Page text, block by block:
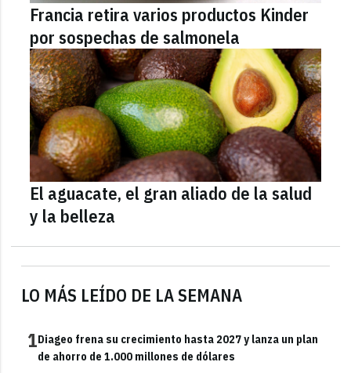
LO MÁS LEÍDO DE LA SEMANA
1Diageo frena su crecimiento hasta 2027 y lanza un plan
de ahorro de 1.000 millones de dólares
Francia retira varios productos Kinder
por sospechas de salmonela
El aguacate, el gran aliado de la salud
y la belleza